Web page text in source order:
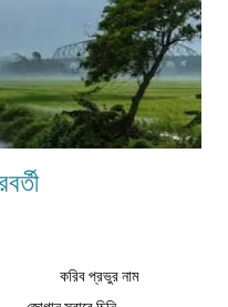
করিব প্রভুর নাম